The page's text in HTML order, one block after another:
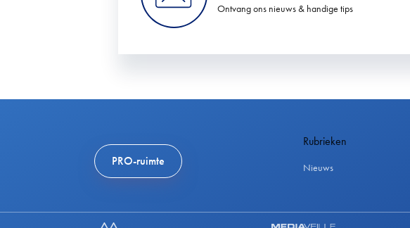
Ontvang ons nieuws & handige tips
PRO-ruimte
Rubrieken
Nieuws